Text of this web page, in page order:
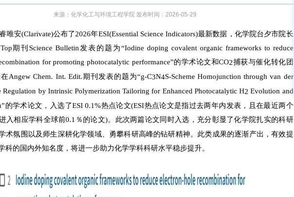
来源：化学化工与环境工程学院 发布时间：2026-05-29
唯安(Clarivate)公布了2026年ESI(Essential Science Indicators)最新数据，化学院台夕市院长
期刊Science Bulletin发表的题为“Iodine doping covalent organic frameworks to reduce
for promoting photocatalytic performance”的学术论文和CO2捕获与催化转化团
Angew Chem. Int. Edit.期刊发表的题为“g-C3N4S-Scheme Homojunction through van der
Regulation by Intrinsic Polymerization Tailoring for Enhanced Photocatalytic H2Evolution and
的学术论文，入选了ESI 0.1%热点论文(ESI热点论文是指过去两年内发表，且在最近两个
入相应学科全球前0.1％的论文)。此次两篇论文同时入选，充分彰显了化学院扎实的科研
术氛围以及师生深耕化学领域、勇攀科研高峰的钻研精神。此类成果的逐渐产出，有效提
科的国内外知名度，将进一步助力化学学科科研水平稳步提升。